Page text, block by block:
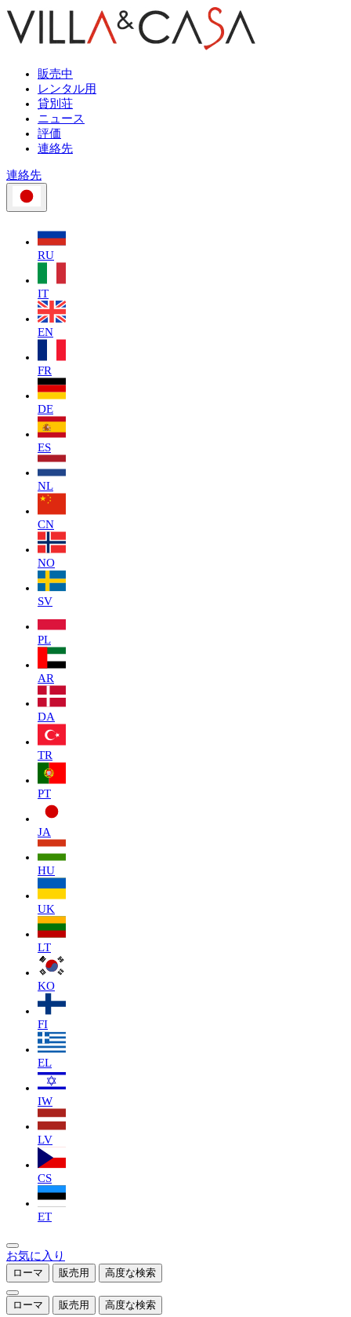
販売中
レンタル用
貸別荘
ニュース
評価
連絡先
連絡先
RU
IT
EN
FR
DE
ES
NL
CN
NO
SV
PL
AR
DA
TR
PT
JA
HU
UK
LT
KO
FI
EL
IW
LV
CS
ET
お気に入り
ローマ 販売用 高度な検索
ローマ 販売用 高度な検索